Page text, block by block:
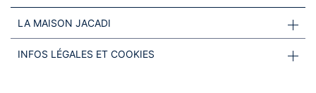
LA MAISON JACADI
INFOS LÉGALES ET COOKIES